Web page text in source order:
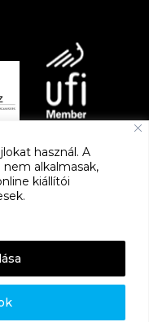
használ. A
alkalmasak,
kiállítói